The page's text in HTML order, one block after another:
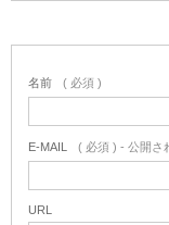
名前 ( 必須 )
E-MAIL ( 必須 ) - 公開さ
URL